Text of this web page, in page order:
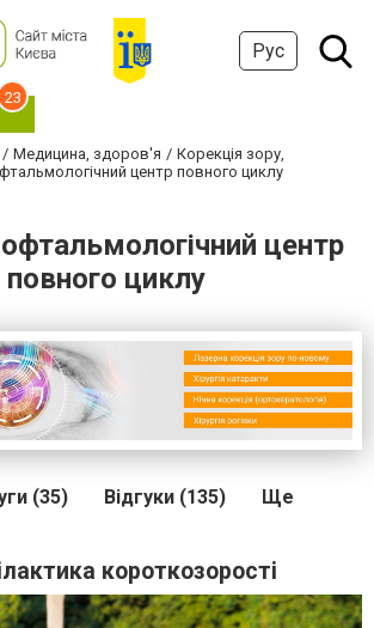
Рус
23
Медицина, здоров'я
Корекція зору,
центр повного циклу
центр
повного циклу
(35) Відгуки (135) Ще
короткозорості